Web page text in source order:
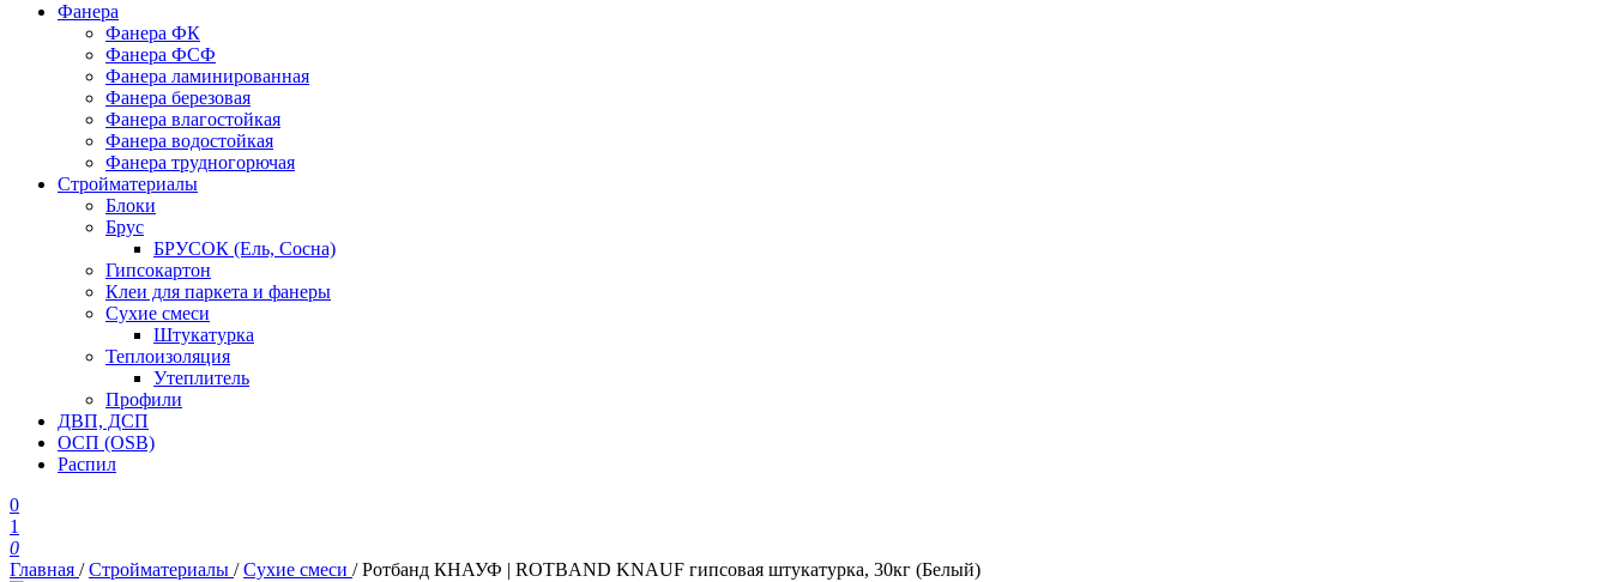
Фанера
Фанера ФК
Фанера ФСФ
Фанера ламинированная
Фанера березовая
Фанера влагостойкая
Фанера водостойкая
Фанера трудногорючая
Стройматериалы
Блоки
Брус
БРУСОК (Ель, Сосна)
Гипсокартон
Клеи для паркета и фанеры
Сухие смеси
Штукатурка
Теплоизоляция
Утеплитель
Профили
ДВП, ДСП
ОСП (OSB)
Распил
0
1
0
Главная /Стройматериалы /Сухие смеси /Ротбанд КНАУФ | ROTBAND KNAUF гипсовая штукатурка, 30кг (Белый)